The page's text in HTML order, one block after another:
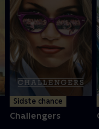
Sidste chance
Challengers